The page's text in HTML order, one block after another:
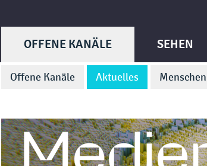
OFFENE KANÄLE
Offene Kanäle Aktuelles Menschen
SEHEN